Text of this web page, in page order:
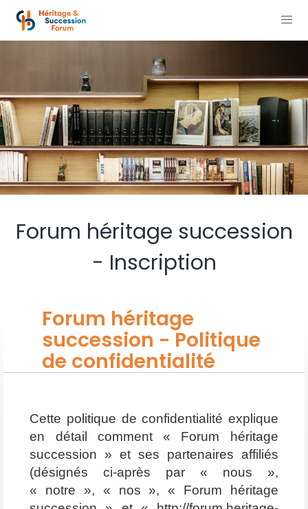
Forum héritage succession
- Inscription
Forum héritage
succession - Politique
de confidentialité
Cette politique de confidentialité explique
en détail comment « Forum héritage
succession » et ses partenaires affiliés
(désignés ci-après par « nous »,
« notre », « nos », « Forum héritage